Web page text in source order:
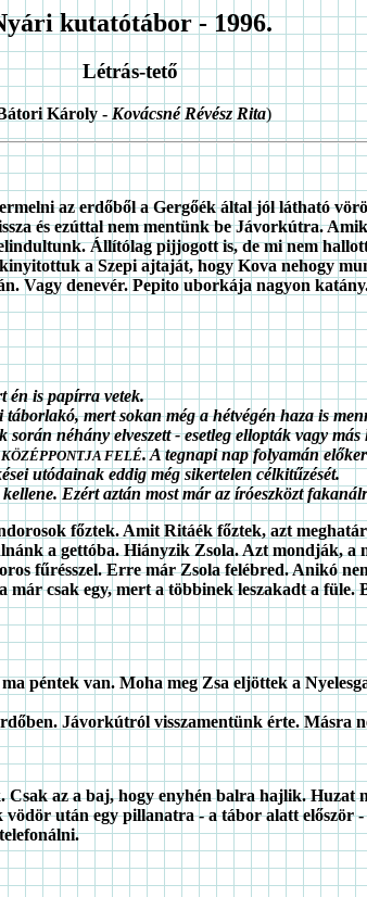
kutatótábor - 1996.
Létrás-tető
Károly - Kovácsné Révész Rita)
az erdőből a Gergőék által jól látható
és ezúttal nem mentünk be Jávorkútra.
Állítólag pijjogott is, de mi nem
a Szepi ajtaját, hogy Kova nehogy
Vagy denevér. Pepito uborkája nagyon
én is papírra vetek.
mert sokan még a hétvégén haza is
néhány elveszett - esetleg ellopták vagy
FELÉ. A tegnapi nap folyamán
utódainak eddig még sikertelen célkitűzését.
Ezért aztán most már az íróeszközt
főztek. Amit Ritáék főztek, azt
a gettóba. Hiányzik Zsola. Azt mondják, a
fűrésszel. Erre már Zsola felébred. Anikó
csak egy, mert a többinek leszakadt a
péntek van. Moha meg Zsa eljöttek a
Jávorkútról visszamentünk érte. Másra
az a baj, hogy enyhén balra hajlik. Huzat
után egy pillanatra - a tábor alatt először